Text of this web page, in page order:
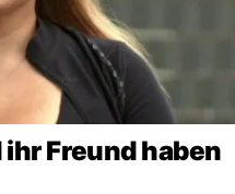
Freund haben